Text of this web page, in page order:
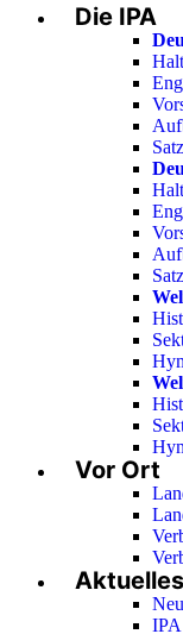
Die IPA
Vor Ort
Aktuelles
IPA